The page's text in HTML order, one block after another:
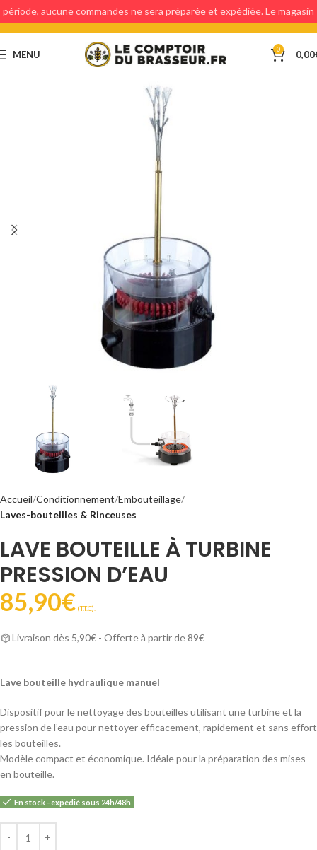
MENU 0 0,00
Accueil Conditionnement Embouteillage
Laves-bouteilles & Rinceuses
LAVE BOUTEILLE À TURBINE
PRESSION D’EAU
85,90€ (T.T.C).
Livraison dès 5,90€ - Offerte à partir de 89€
Lave bouteille hydraulique manuel
Dispositif pour le nettoyage des bouteilles utilisant une turbine et la
pression de l’eau pour nettoyer efficacement, rapidement et sans effort
les bouteilles.
Modèle compact et économique. Idéale pour la préparation des mises
en bouteille.
En stock - expédié sous 24h/48h
période, aucune commandes ne sera préparée et expédiée. Le magasin
étant fermé, aucun retraits en magasin ne sera possible.